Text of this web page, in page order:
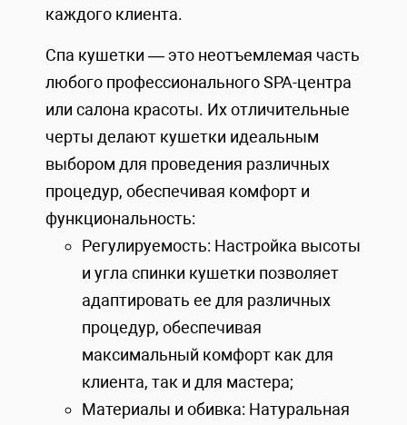
каждого клиента.
Спа кушетки — это неотъемлемая часть
любого профессионального SPA-центра
или салона красоты. Их отличительные
черты делают кушетки идеальным
выбором для проведения различных
процедур, обеспечивая комфорт и
функциональность:
Регулируемость: Настройка высоты
и угла спинки кушетки позволяет
адаптировать ее для различных
процедур, обеспечивая
максимальный комфорт как для
клиента, так и для мастера;
Материалы и обивка: Натуральная